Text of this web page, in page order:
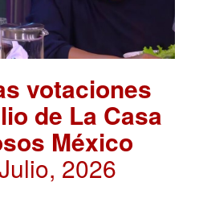
votaciones
de La Casa
México
2026